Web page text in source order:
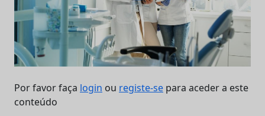
Por favor faça login ou registe-se para aceder a este
conteúdo